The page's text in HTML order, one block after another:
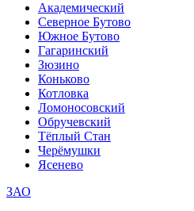
Академический
Северное Бутово
Южное Бутово
Гагаринский
Зюзино
Коньково
Котловка
Ломоносовский
Обручевский
Тёплый Стан
Черёмушки
Ясенево
ЗАО